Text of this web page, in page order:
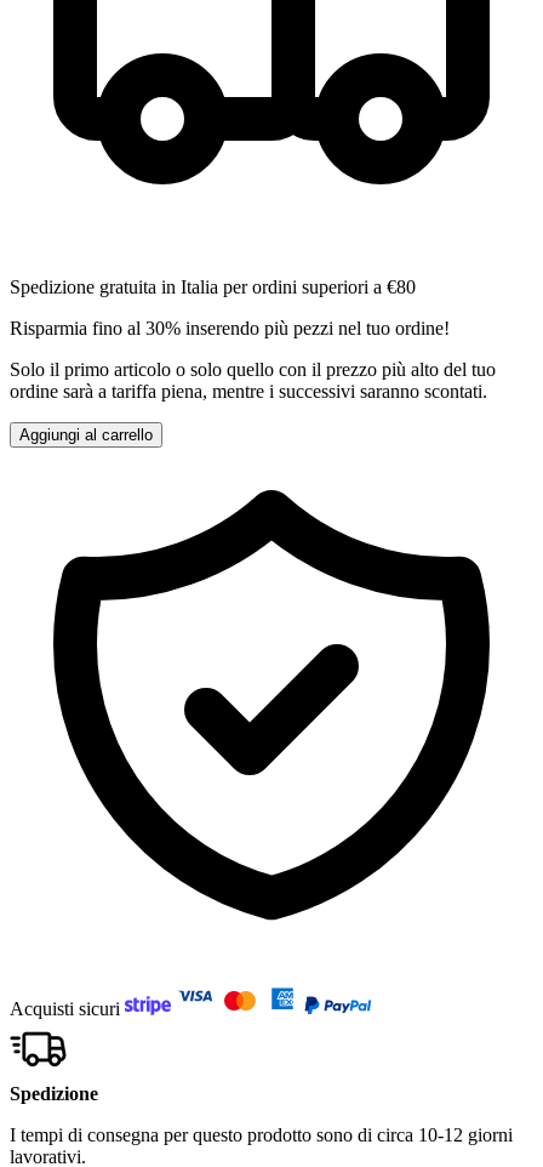
Spedizione gratuita in Italia per ordini superiori a €80
Risparmia fino al 30% inserendo più pezzi nel tuo ordine!
Solo il primo articolo o solo quello con il prezzo più alto del tuo
ordine sarà a tariffa piena, mentre i successivi saranno scontati.
Aggiungi al carrello
Acquisti sicuri
Spedizione
I tempi di consegna per questo prodotto sono di circa 10-12 giorni
lavorativi.